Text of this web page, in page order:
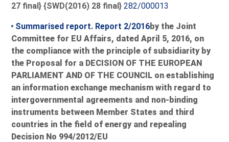
27 final} {SWD(2016) 28 final}282/000013
Summarised report. Report 2/2016by the Joint
Committee for EU Affairs, dated April 5, 2016, on
the compliance with the principle of subsidiarity by
the Proposal for a DECISION OF THE EUROPEAN
PARLIAMENT AND OF THE COUNCIL on establishing
an information exchange mechanism with regard to
intergovernmental agreements and non-binding
instruments between Member States and third
countries in the field of energy and repealing
Decision No 994/2012/EU